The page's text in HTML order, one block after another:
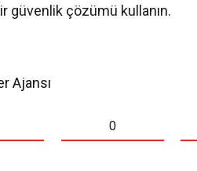
güvenlik çözümü kullanın.
Ajansı
0